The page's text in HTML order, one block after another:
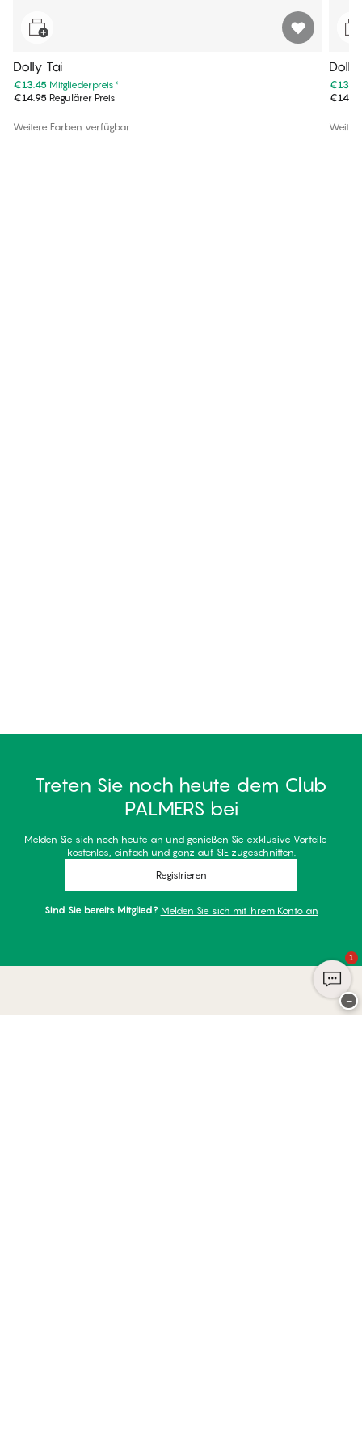
Dolly Tai
€13.45 Mitgliederpreis*
€14.95 Regulärer Preis
Weitere Farben verfügbar
Dolly
€13.45
€14.95
Treten Sie noch heute dem Club
PALMERS bei
Melden Sie sich noch heute an und genießen Sie exklusive Vorteile –
kostenlos, einfach und ganz auf SIE zugeschnitten.
Registrieren
Sind Sie bereits Mitglied? Melden Sie sich mit Ihrem Konto an
1
−